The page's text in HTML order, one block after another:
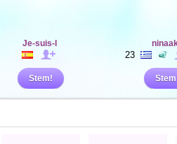
Je-suis-l
Stem!
23